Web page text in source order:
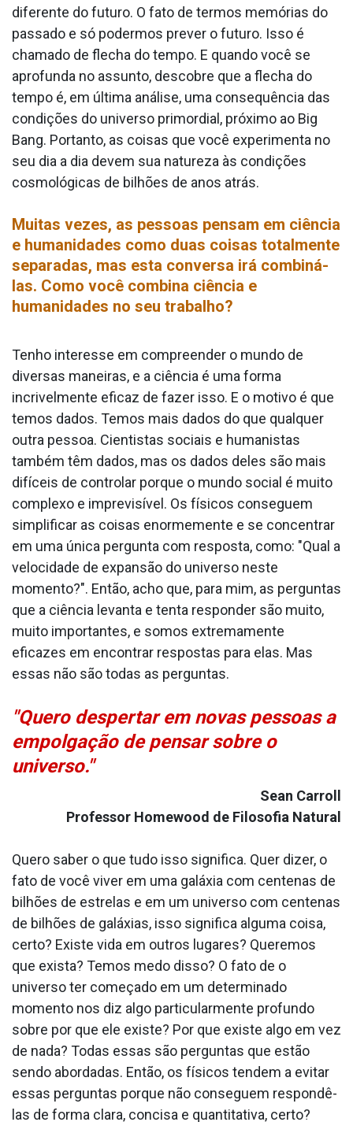
diferente do futuro. O fato de termos memórias do
passado e só podermos prever o futuro. Isso é
chamado de flecha do tempo. E quando você se
aprofunda no assunto, descobre que a flecha do
tempo é, em última análise, uma consequência das
condições do universo primordial, próximo ao Big
Bang. Portanto, as coisas que você experimenta no
seu dia a dia devem sua natureza às condições
cosmológicas de bilhões de anos atrás.
Muitas vezes, as pessoas pensam em ciência
e humanidades como duas coisas totalmente
separadas, mas esta conversa irá combiná-
las. Como você combina ciência e
humanidades no seu trabalho?
Tenho interesse em compreender o mundo de
diversas maneiras, e a ciência é uma forma
incrivelmente eficaz de fazer isso. E o motivo é que
temos dados. Temos mais dados do que qualquer
outra pessoa. Cientistas sociais e humanistas
também têm dados, mas os dados deles são mais
difíceis de controlar porque o mundo social é muito
complexo e imprevisível. Os físicos conseguem
simplificar as coisas enormemente e se concentrar
em uma única pergunta com resposta, como: "Qual a
velocidade de expansão do universo neste
momento?". Então, acho que, para mim, as perguntas
que a ciência levanta e tenta responder são muito,
muito importantes, e somos extremamente
eficazes em encontrar respostas para elas. Mas
essas não são todas as perguntas.
"Quero despertar em novas pessoas a
empolgação de pensar sobre o
universo."
Sean Carroll
Professor Homewood de Filosofia Natural
Quero saber o que tudo isso significa. Quer dizer, o
fato de você viver em uma galáxia com centenas de
bilhões de estrelas e em um universo com centenas
de bilhões de galáxias, isso significa alguma coisa,
certo? Existe vida em outros lugares? Queremos
que exista? Temos medo disso? O fato de o
universo ter começado em um determinado
momento nos diz algo particularmente profundo
sobre por que ele existe? Por que existe algo em vez
de nada? Todas essas são perguntas que estão
sendo abordadas. Então, os físicos tendem a evitar
essas perguntas porque não conseguem respondê-
las de forma clara, concisa e quantitativa, certo?